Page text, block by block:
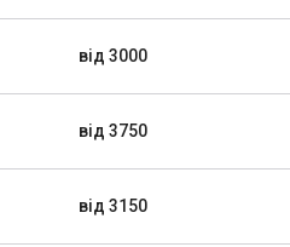
від 3000
від 3750
від 3150